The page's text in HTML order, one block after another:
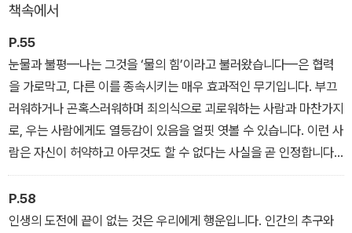
책속에서
P.55
눈물과 불평—나는 그것을 ‘물의 힘’이라고 불러왔습니다—은 협력
을 가로막고, 다른 이를 종속시키는 매우 효과적인 무기입니다. 부끄
러워하거나 곤혹스러워하며 죄의식으로 괴로워하는 사람과 마찬가지
로, 우는 사람에게도 열등감이 있음을 얼핏 엿볼 수 있습니다. 이런 사
람은 자신이 허약하고 아무것도 할 수 없다는 사실을 곧 인정합니다.
그들이 감추고 싶은 것은 강박적인 우월감의 목표, 무엇을 희생해서
라도 최고가 되고 싶은 욕구입니다.
P.58
인생의 도전에 끝이 없는 것은 우리에게 행운입니다. 인간의 추구와